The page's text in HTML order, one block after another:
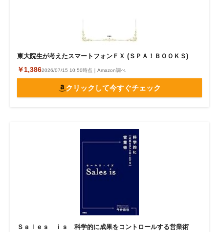
東大院生が考えたスマートフォンＦＸ (ＳＰＡ！ＢＯＯＫＳ)
￥1,3862026/07/15 10:50時点｜Amazon調べ
クリックして今すぐチェック
Ｓａｌｅｓ ｉｓ 科学的に成果をコントロールする営業術